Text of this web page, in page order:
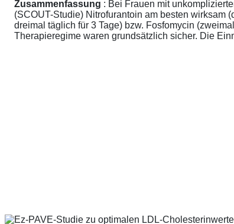
Zusammenfassung : Bei Frauen mit
(SCOUT-Studie) Nitrofurantoin am besten wirksam
dreimal täglich für 3 Tage) bzw. Fosfomycin
Therapieregime waren grundsätzlich sicher. Die